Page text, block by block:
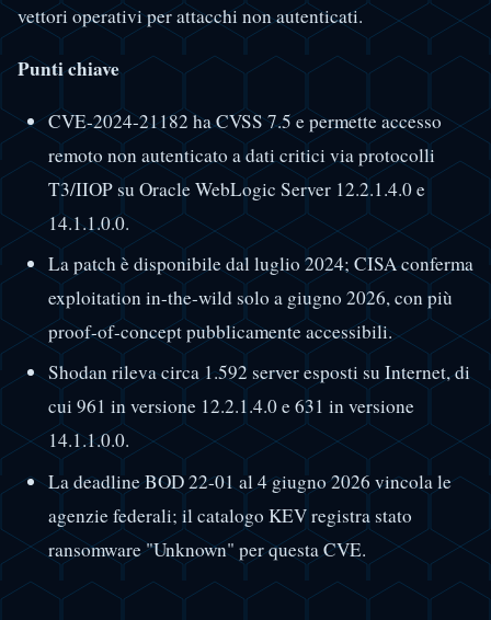
vettori operativi per attacchi non autenticati.
Punti chiave
CVE-2024-21182 ha CVSS 7.5 e permette accesso
remoto non autenticato a dati critici via protocolli
T3/IIOP su Oracle WebLogic Server 12.2.1.4.0 e
14.1.1.0.0.
La patch è disponibile dal luglio 2024; CISA conferma
exploitation in-the-wild solo a giugno 2026, con più
proof-of-concept pubblicamente accessibili.
Shodan rileva circa 1.592 server esposti su Internet, di
cui 961 in versione 12.2.1.4.0 e 631 in versione
14.1.1.0.0.
La deadline BOD 22-01 al 4 giugno 2026 vincola le
agenzie federali; il catalogo KEV registra stato
ransomware "Unknown" per questa CVE.